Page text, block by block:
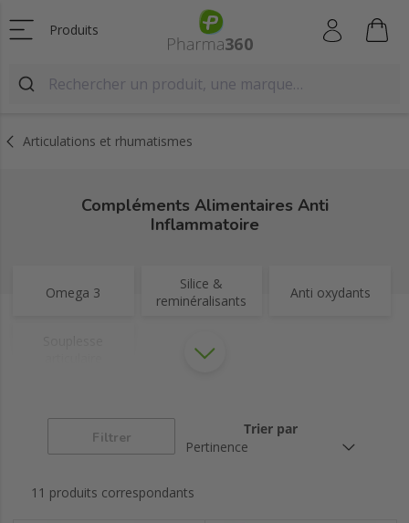
Produits
Articulations et rhumatismes
Compléments Alimentaires Anti
Inflammatoire
Omega 3
Silice &
reminéralisants
Anti oxydants
Filtrer
Trier par
11 produits correspondants